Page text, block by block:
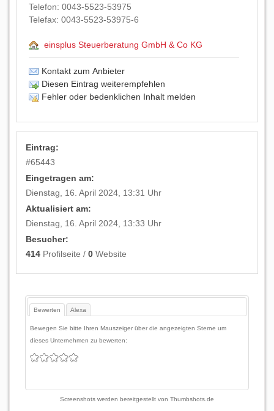
Telefon: 0043-5523-53975
Telefax: 0043-5523-53975-6
einsplus Steuerberatung GmbH & Co KG
Kontakt zum Anbieter
Diesen Eintrag weiterempfehlen
Fehler oder bedenklichen Inhalt melden
Eintrag:
#65443
Eingetragen am:
Dienstag, 16. April 2024, 13:31 Uhr
Aktualisiert am:
Dienstag, 16. April 2024, 13:33 Uhr
Besucher:
414 Profilseite /0 Website
Bewerten Alexa
Bewegen Sie bitte Ihren Mauszeiger über die angezeigten Sterne um
dieses Unternehmen zu bewerten:
Screenshots werden bereitgestellt von Thumbshots.de